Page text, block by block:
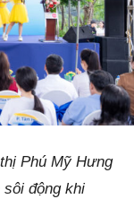
Phú Mỹ Hưng
động khi